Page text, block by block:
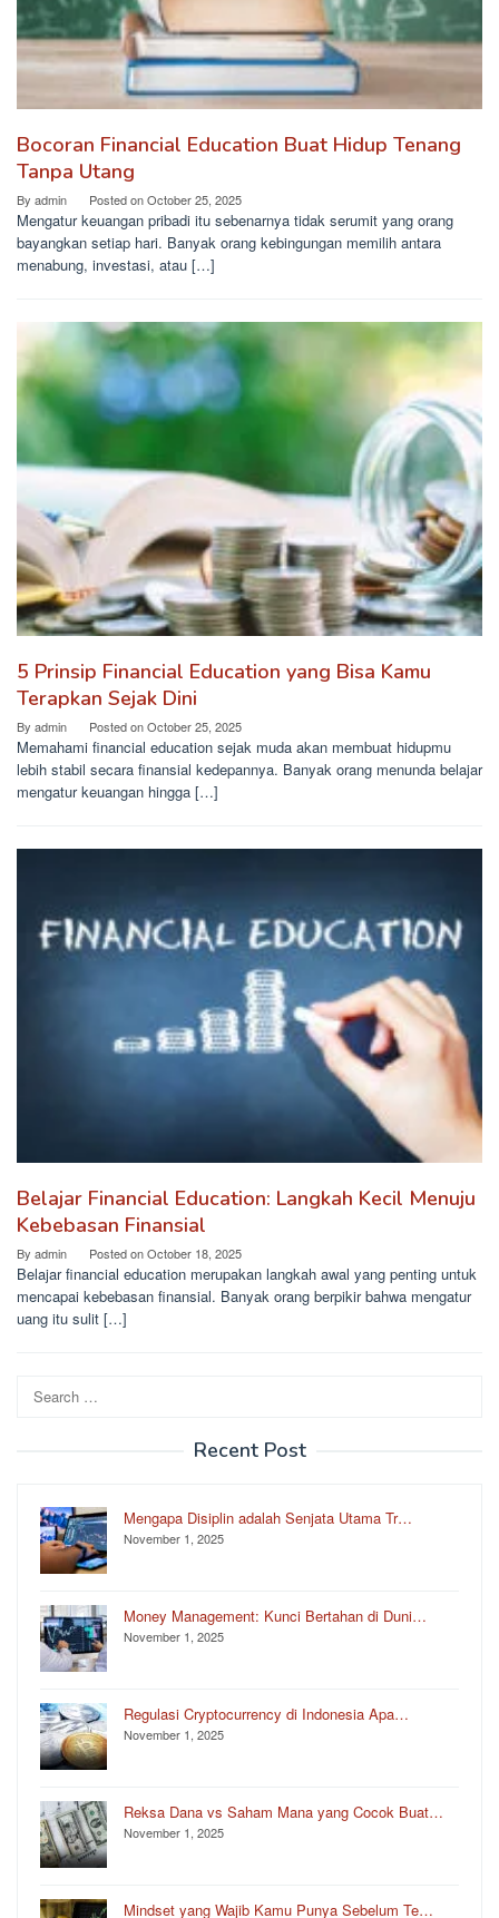
Bocoran Financial Education Buat Hidup Tenang
Tanpa Utang
By admin Posted onOctober 25, 2025
Mengatur keuangan pribadi itu sebenarnya tidak serumit yang orang
bayangkan setiap hari. Banyak orang kebingungan memilih antara
menabung, investasi, atau […]
5 Prinsip Financial Education yang Bisa Kamu
Terapkan Sejak Dini
By admin Posted onOctober 25, 2025
Memahami financial education sejak muda akan membuat hidupmu
lebih stabil secara finansial kedepannya. Banyak orang menunda belajar
mengatur keuangan hingga […]
Belajar Financial Education: Langkah Kecil Menuju
Kebebasan Finansial
By admin Posted onOctober 18, 2025
Belajar financial education merupakan langkah awal yang penting untuk
mencapai kebebasan finansial. Banyak orang berpikir bahwa mengatur
uang itu sulit […]
Search
for:
Recent Post
Mengapa Disiplin adalah Senjata Utama Tr…
November 1, 2025
Money Management: Kunci Bertahan di Duni…
November 1, 2025
Regulasi Cryptocurrency di Indonesia Apa…
November 1, 2025
Reksa Dana vs Saham Mana yang Cocok Buat…
November 1, 2025
Mindset yang Wajib Kamu Punya Sebelum Te…